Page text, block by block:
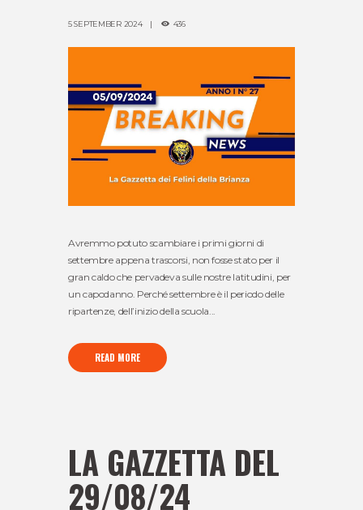
5 SEPTEMBER 2024 436
Avremmo potuto scambiare i primi giorni di
settembre appena trascorsi, non fosse stato per il
gran caldo che pervadeva sulle nostre latitudini, per
un capodanno. Perché settembre è il periodo delle
ripartenze, dell’inizio della scuola...
READ MORE
LA GAZZETTA DEL
29/08/24